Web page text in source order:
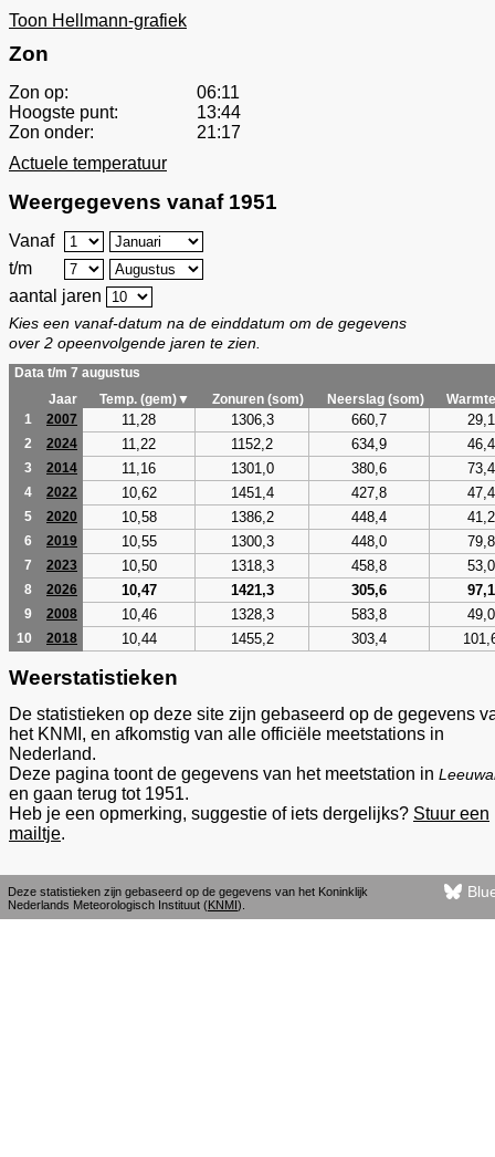
Toon Hellmann-grafiek
Zon
Zon op:
06:11
Hoogste punt:
13:44
Zon onder:
21:17
Actuele temperatuur
Weergegevens vanaf 1951
Vanaf
t/m
aantal jaren
Kies een vanaf-datum na de einddatum om de gegevens
over 2 opeenvolgende jaren te zien.
Data t/m 7 augustus
Jaar
Temp. (gem)▼ Zonuren (som) Neerslag (som)
1
2007 11,28 1306,3 660,7 29,1
2 2024 11,22 1152,2 634,9 46,4
3 2014 11,16 1301,0 380,6 73,4
4 2022 10,62 1451,4 427,8 47,4
5 2020 10,58 1386,2 448,4 41,2
6 2019 10,55 1300,3 448,0 79,8
7 2023 10,50 1318,3 458,8 53,0
8 2026 10,47 1421,3 305,6 97,1
9 2008 10,46 1328,3 583,8 49,0
10 2018 10,44 1455,2 303,4
Weerstatistieken
De statistieken op deze site zijn gebaseerd op de gegevens
het KNMI, en afkomstig van alle officiële meetstations in
Nederland.
Deze pagina toont de gegevens van het meetstation in
en gaan terug tot 1951.
Heb je een opmerking, suggestie of iets dergelijks? Stuur een
mailtje.
Deze statistieken zijn gebaseerd op de gegevens van het Koninklijk
Nederlands Meteorologisch Instituut (KNMI).